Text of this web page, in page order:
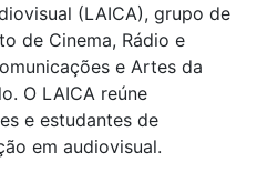
(LAICA), grupo de
de Cinema, Rádio e
e Artes da
O LAICA reúne
e estudantes de
em audiovisual.